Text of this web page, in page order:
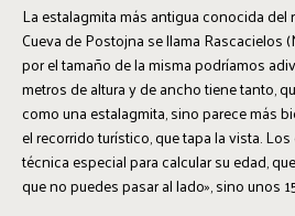
La estalagmita más antigua conocida del
Cueva de Postojna se llama Rascacielos
por el tamaño de la misma podríamos
metros de altura y de ancho tiene tanto,
como una estalagmita, sino parece más
el recorrido turístico, que tapa la vista.
técnica especial para calcular su edad,
que no puedes pasar al lado», sino unos